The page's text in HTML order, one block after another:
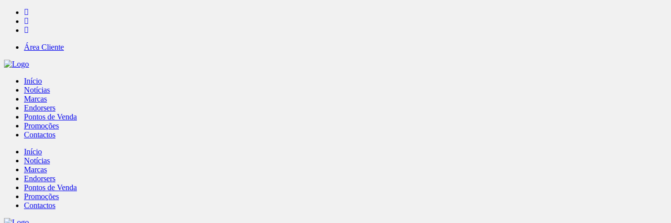
Área Cliente
Início
Notícias
Marcas
Endorsers
Pontos de Venda
Promoções
Contactos
Início
Notícias
Marcas
Endorsers
Pontos de Venda
Promoções
Contactos